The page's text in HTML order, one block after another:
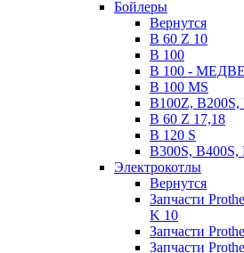
Бойлеры
Вернутся
B 60 Z 10
B 100
B 100 -
B 100 MS
B100Z, B200S,
B 60 Z 17,18
B 120 S
B300S, B400S,
Электрокотлы
Вернутся
Запчасти
K 10
Запчасти
Запчасти